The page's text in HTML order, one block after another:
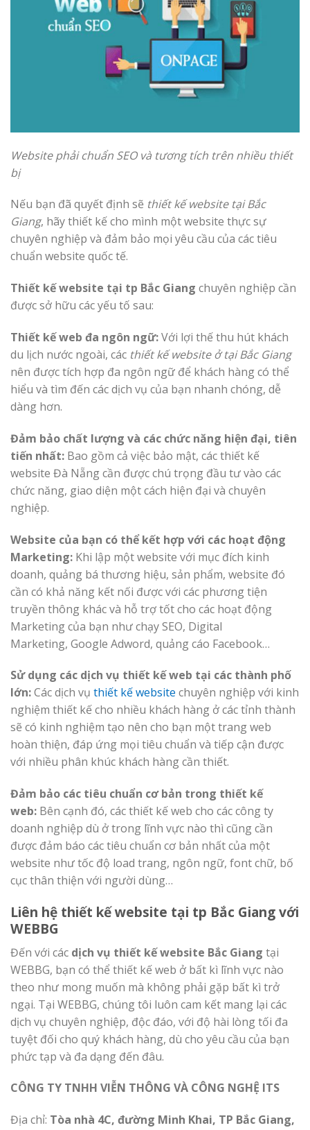
Website phải chuẩn SEO và tương tích trên nhiều thiết
bị
Nếu bạn đã quyết định sẽ thiết kế website tại Bắc
Giang, hãy thiết kế cho mình một website thực sự
chuyên nghiệp và đảm bảo mọi yêu cầu của các tiêu
chuẩn website quốc tế.
Thiết kế website tại tp Bắc Giang chuyên nghiệp cần
được sở hữu các yếu tố sau:
Thiết kế web đa ngôn ngữ:Với lợi thế thu hút khách
du lịch nước ngoài, các thiết kế website ở tại Bắc Giang
nên được tích hợp đa ngôn ngữ để khách hàng có thể
hiểu và tìm đến các dịch vụ của bạn nhanh chóng, dễ
dàng hơn.
Đảm bảo chất lượng và các chức năng hiện đại, tiên
tiến nhất: Bao gồm cả việc bảo mật, các thiết kế
website Đà Nẵng cần được chú trọng đầu tư vào các
chức năng, giao diện một cách hiện đại và chuyên
nghiệp.
Website của bạn có thể kết hợp với các hoạt động
Marketing: Khi lập một website với mục đích kinh
doanh, quảng bá thương hiệu, sản phẩm, website đó
cần có khả năng kết nối được với các phương tiện
truyền thông khác và hỗ trợ tốt cho các hoạt động
Marketing của bạn như chạy SEO, Digital
Marketing, Google Adword, quảng cáo Facebook…
Sử dụng các dịch vụ thiết kế web tại các thành phố
lớn:Các dịch vụ thiết kế website chuyên nghiệp với kinh
nghiệm thiết kế cho nhiều khách hàng ở các tỉnh thành
sẽ có kinh nghiệm tạo nên cho bạn một trang web
hoàn thiện, đáp ứng mọi tiêu chuẩn và tiếp cận được
với nhiều phân khúc khách hàng cần thiết.
Đảm bảo các tiêu chuẩn cơ bản trong thiết kế
web: Bên cạnh đó, các thiết kế web cho các công ty
doanh nghiệp dù ở trong lĩnh vực nào thì cũng cần
được đảm báo các tiêu chuẩn cơ bản nhất của một
website như tốc độ load trang, ngôn ngữ, font chữ, bố
cục thân thiện với người dùng…
Liên hệ thiết kế website tại tp Bắc Giang với
WEBBG
Đến với các dịch vụ thiết kế website Bắc Giang tại
WEBBG, bạn có thể thiết kế web ở bất kì lĩnh vực nào
theo như mong muốn mà không phải gặp bất kì trở
ngại. Tại WEBBG, chúng tôi luôn cam kết mang lại các
dịch vụ chuyên nghiệp, độc đáo, với độ hài lòng tối đa
tuyệt đối cho quý khách hàng, dù cho yêu cầu của bạn
phức tạp và đa dạng đến đâu.
CÔNG TY TNHH VIỄN THÔNG VÀ CÔNG NGHỆ ITS
Địa chỉ: Tòa nhà 4C, đường Minh Khai, TP Bắc Giang,